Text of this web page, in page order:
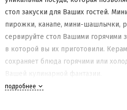
стол закуски для Ваших гостей.
пирожки, канапе, мини-шашлычки,
сервируйте стол Вашими горячими
в которой вы их приготовили.
сохраняет блюда горячими или
Вашей кулинарной фантазии.
Практичные аккуратные ручки
подробнее